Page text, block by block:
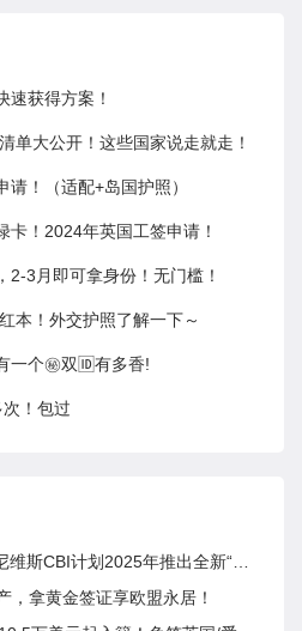
速获得方案！
单大公开！这些国家说走就走！
！（适配+岛国护照）
卡！2024年英国工签申请！
2-3月即可拿身份！无门槛！
本！外交护照了解一下～
一个㊙️双🆔有多香!
！包过
计划2025年推出全新“居住体验”要求
，拿黄金签证享欧盟永居！